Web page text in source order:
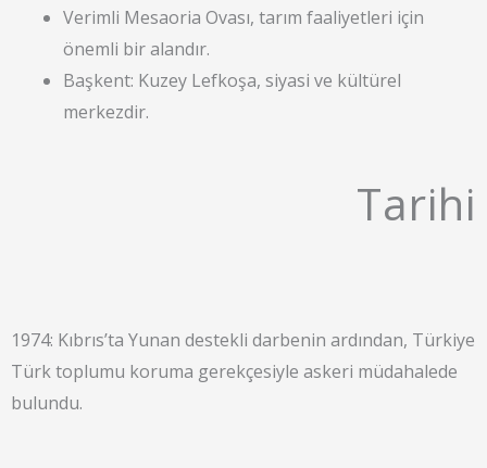
Verimli Mesaoria Ovası, tarım faaliyetleri için
önemli bir alandır.
Başkent: Kuzey Lefkoşa, siyasi ve kültürel
merkezdir.
Tarihi
1974: Kıbrıs’ta Yunan destekli darbenin ardından, Türkiye
Türk toplumu koruma gerekçesiyle askeri müdahalede
bulundu.